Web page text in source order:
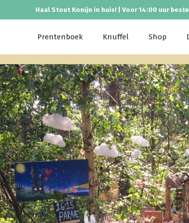
Haal Stout Konijn in huis! | Voor 14:00 uur
Prentenboek Knuffel Shop